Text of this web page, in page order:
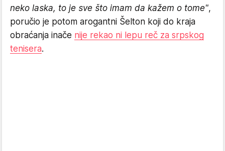
neko laska, to je sve što imam da kažem o tome",
poručio je potom arogantni Šelton koji do kraja
obraćanja inače nije rekao ni lepu reč za srpskog
tenisera.